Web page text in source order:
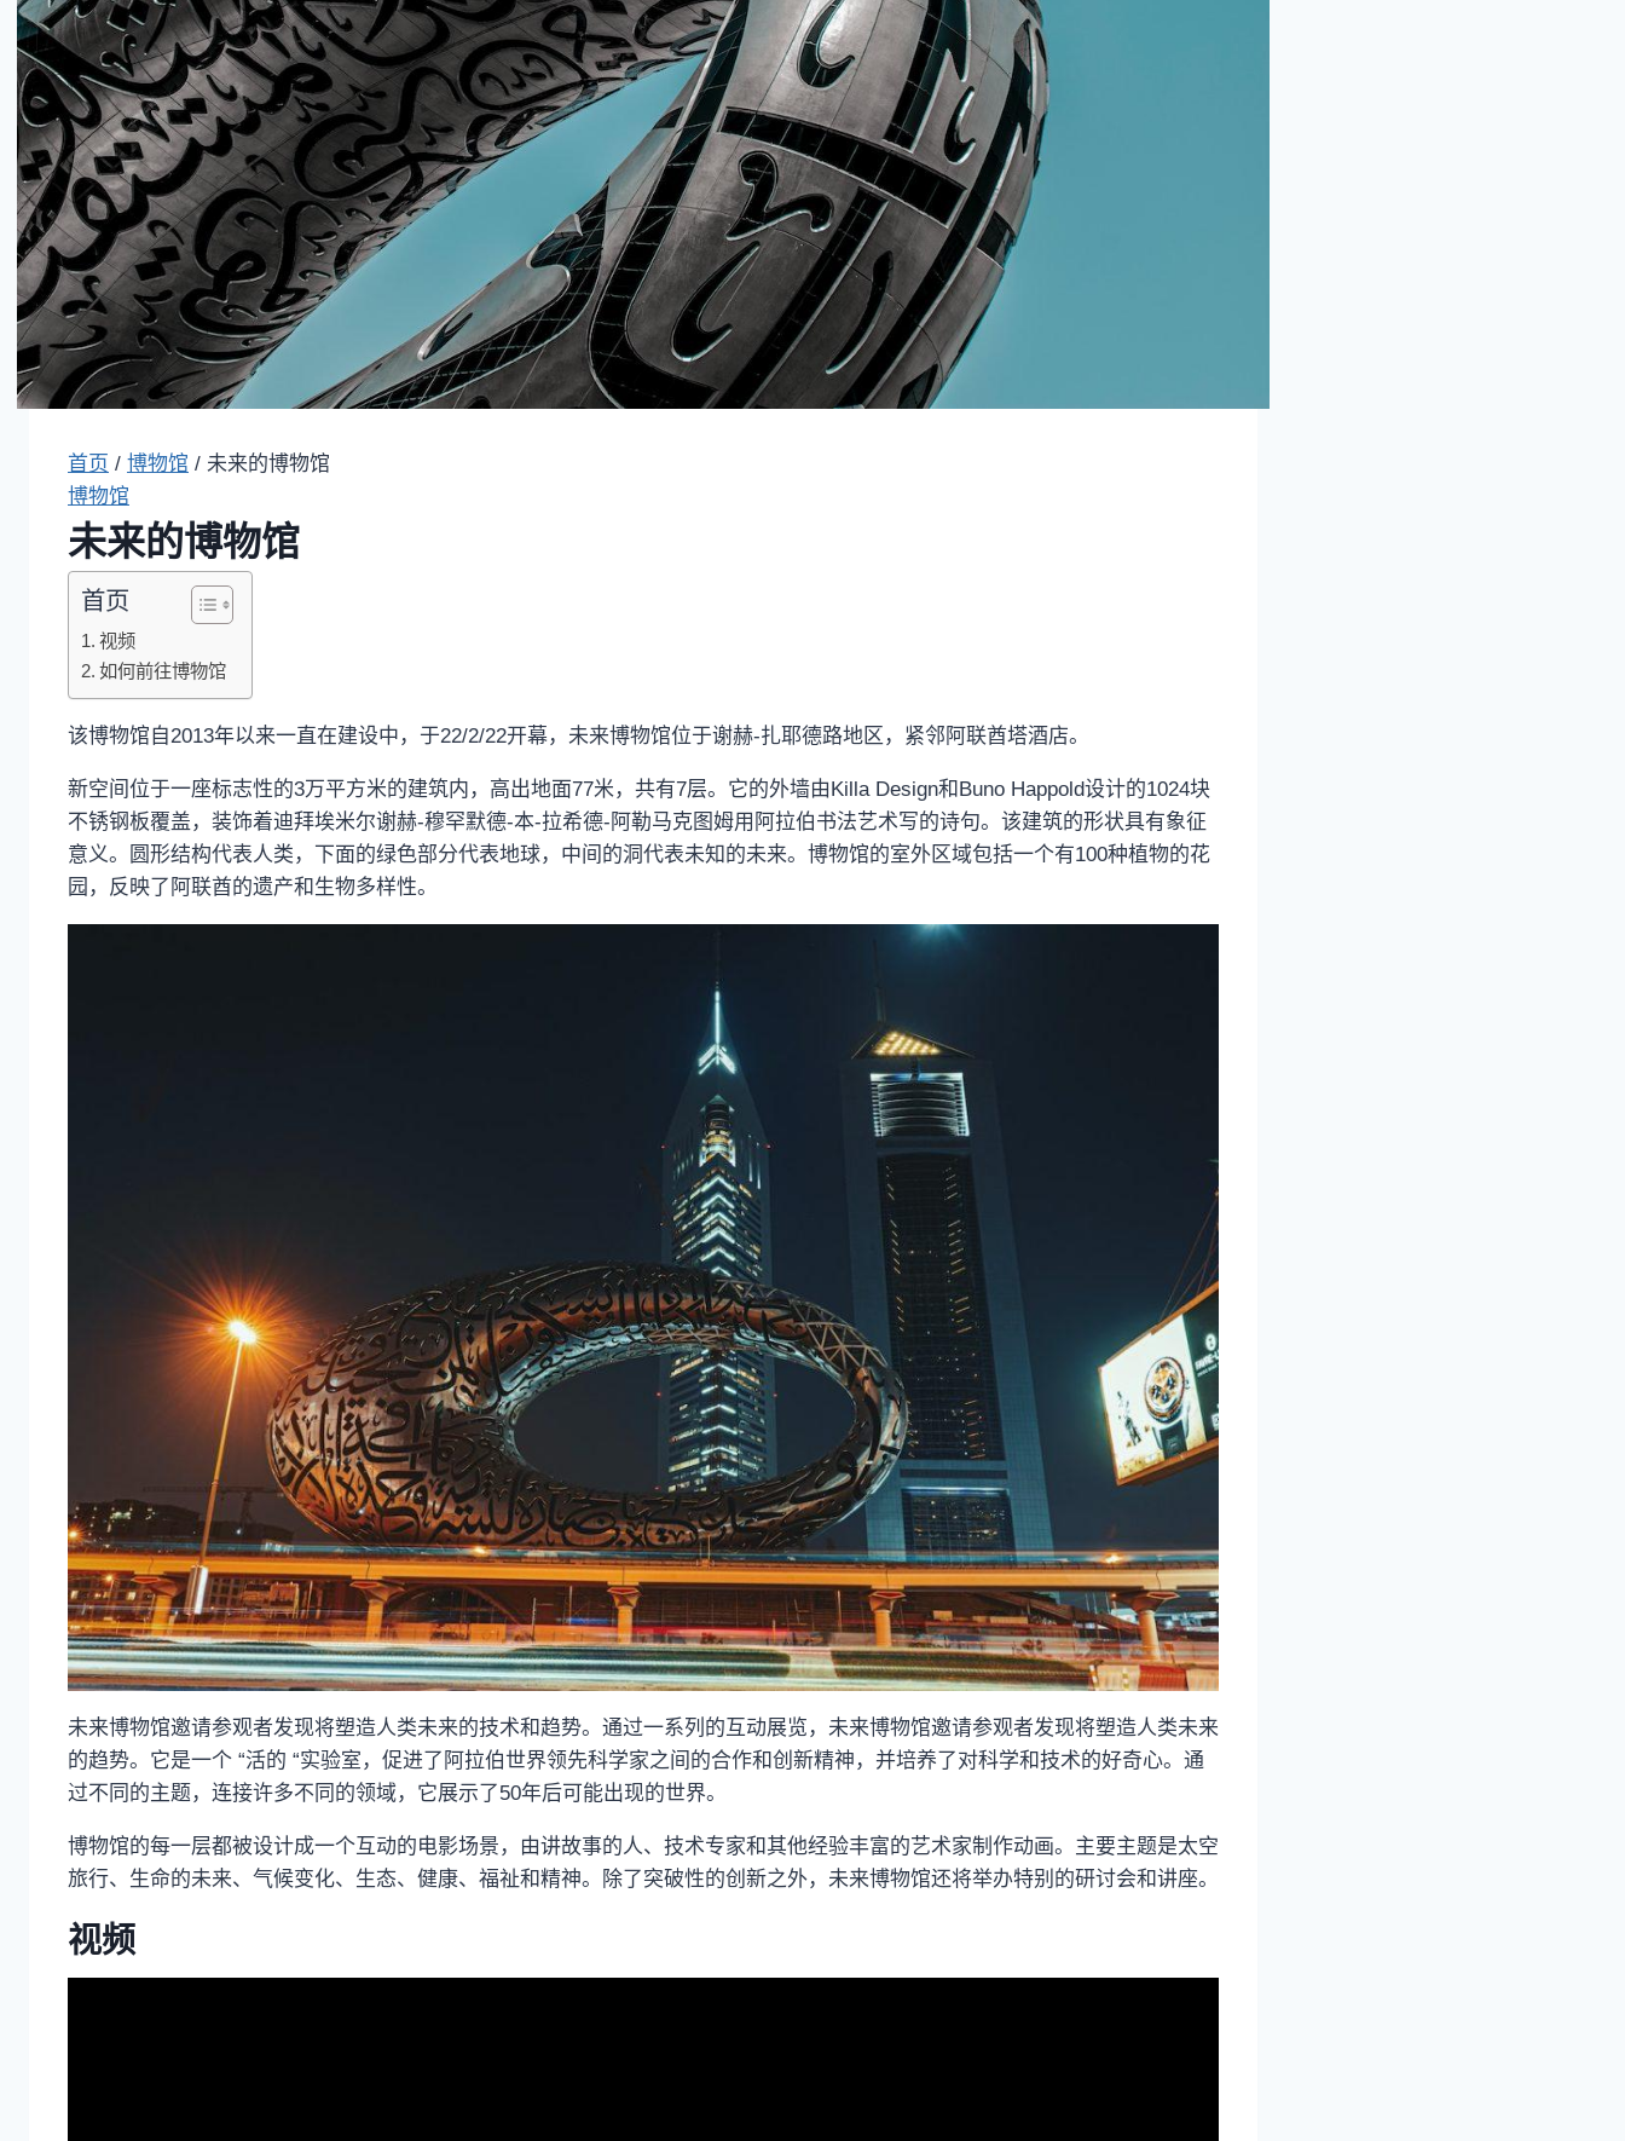
首页 / 博物馆 / 未来的博物馆
博物馆
未来的博物馆
首页
视频
如何前往博物馆
该博物馆自2013年以来一直在建设中，于22/2/22开幕，未来博物馆位于谢赫-扎耶德路地区，紧邻阿联酋塔酒店。
新空间位于一座标志性的3万平方米的建筑内，高出地面77米，共有7层。它的外墙由Killa Design和Buno Happold设计的1024块
不锈钢板覆盖，装饰着迪拜埃米尔谢赫-穆罕默德-本-拉希德-阿勒马克图姆用阿拉伯书法艺术写的诗句。该建筑的形状具有象征
意义。圆形结构代表人类，下面的绿色部分代表地球，中间的洞代表未知的未来。博物馆的室外区域包括一个有100种植物的花
园，反映了阿联酋的遗产和生物多样性。
未来博物馆邀请参观者发现将塑造人类未来的技术和趋势。通过一系列的互动展览，未来博物馆邀请参观者发现将塑造人类未来
的趋势。它是一个 “活的 “实验室，促进了阿拉伯世界领先科学家之间的合作和创新精神，并培养了对科学和技术的好奇心。通
过不同的主题，连接许多不同的领域，它展示了50年后可能出现的世界。
博物馆的每一层都被设计成一个互动的电影场景，由讲故事的人、技术专家和其他经验丰富的艺术家制作动画。主要主题是太空
旅行、生命的未来、气候变化、生态、健康、福祉和精神。除了突破性的创新之外，未来博物馆还将举办特别的研讨会和讲座。
视频